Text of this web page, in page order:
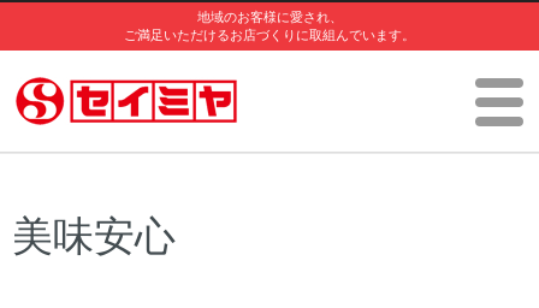
地域のお客様に愛され、
ご満足いただけるお店づくりに取組んでいます。
美味安心